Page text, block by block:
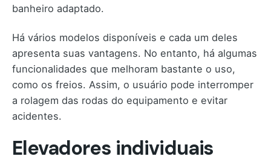
banheiro adaptado.
Há vários modelos disponíveis e cada um deles
apresenta suas vantagens. No entanto, há algumas
funcionalidades que melhoram bastante o uso,
como os freios. Assim, o usuário pode interromper
a rolagem das rodas do equipamento e evitar
acidentes.
Elevadores individuais